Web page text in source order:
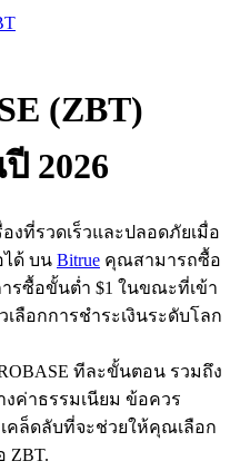
กประกัน
(ZBT)
2026
องที่รวดเร็วและปลอดภัยเมื่อ
ได้ บน Bitrue คุณสามารถซื้อ
รซื้อขั้นต่ำ $1 ในขณะที่เข้า
ลือกการชำระเงินระดับโลก
ทีละขั้นตอน รวมถึง
งค่าธรรมเนียม ข้อควร
คล็ดลับที่จะช่วยให้คุณเลือก
ZBT.